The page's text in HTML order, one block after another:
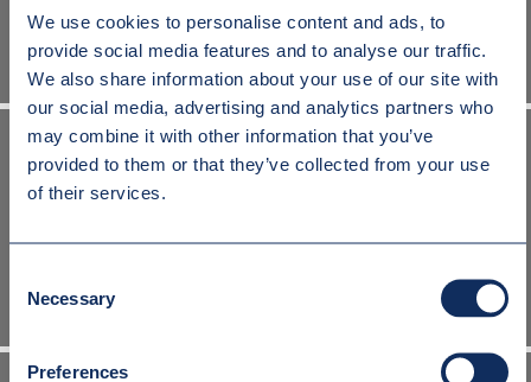
We use cookies to personalise content and ads, to
provide social media features and to analyse our traffic.
We also share information about your use of our site with
our social media, advertising and analytics partners who
may combine it with other information that you’ve
provided to them or that they’ve collected from your use
of their services.
Selection
Necessary
Preferences